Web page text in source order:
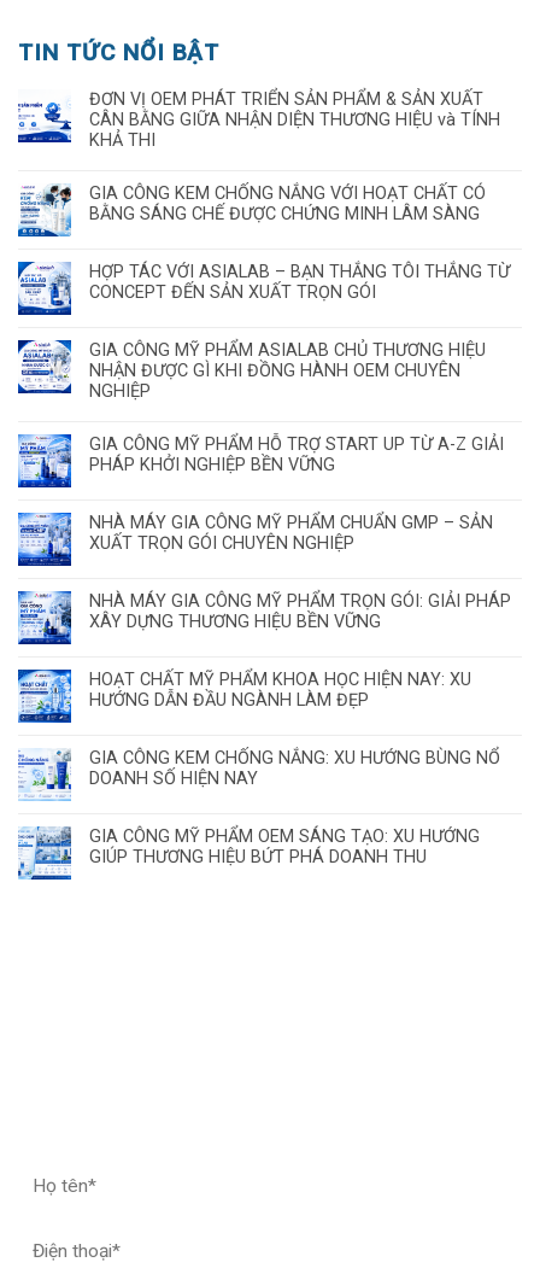
TIN TỨC NỔI BẬT
ĐƠN VỊ OEM PHÁT TRIỂN SẢN PHẨM & SẢN XUẤT
CÂN BẰNG GIỮA NHẬN DIỆN THƯƠNG HIỆU và TÍNH
KHẢ THI
GIA CÔNG KEM CHỐNG NẮNG VỚI HOẠT CHẤT CÓ
BẰNG SÁNG CHẾ ĐƯỢC CHỨNG MINH LÂM SÀNG
HỢP TÁC VỚI ASIALAB – BẠN THẮNG TÔI THẮNG TỪ
CONCEPT ĐẾN SẢN XUẤT TRỌN GÓI
GIA CÔNG MỸ PHẨM ASIALAB CHỦ THƯƠNG HIỆU
NHẬN ĐƯỢC GÌ KHI ĐỒNG HÀNH OEM CHUYÊN
NGHIỆP
GIA CÔNG MỸ PHẨM HỖ TRỢ START UP TỪ A-Z GIẢI
PHÁP KHỞI NGHIỆP BỀN VỮNG
NHÀ MÁY GIA CÔNG MỸ PHẨM CHUẨN GMP – SẢN
XUẤT TRỌN GÓI CHUYÊN NGHIỆP
NHÀ MÁY GIA CÔNG MỸ PHẨM TRỌN GÓI: GIẢI PHÁP
XÂY DỰNG THƯƠNG HIỆU BỀN VỮNG
HOẠT CHẤT MỸ PHẨM KHOA HỌC HIỆN NAY: XU
HƯỚNG DẪN ĐẦU NGÀNH LÀM ĐẸP
GIA CÔNG KEM CHỐNG NẮNG: XU HƯỚNG BÙNG NỔ
DOANH SỐ HIỆN NAY
GIA CÔNG MỸ PHẨM OEM SÁNG TẠO: XU HƯỚNG
GIÚP THƯƠNG HIỆU BỨT PHÁ DOANH THU